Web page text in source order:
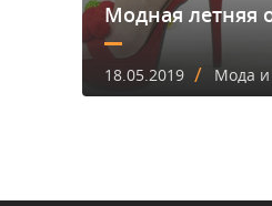
Модная летняя
18.05.2019 / Мода и